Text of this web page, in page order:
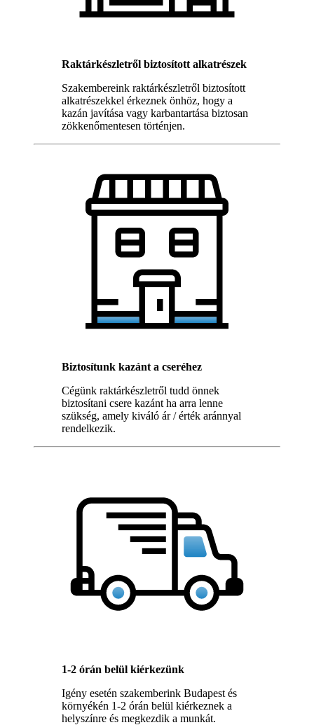
Raktárkészletről biztosított alkatrészek
Szakembereink raktárkészletről biztosított
alkatrészekkel érkeznek önhöz, hogy a
kazán javítása vagy karbantartása biztosan
zökkenőmentesen történjen.
Biztosítunk kazánt a cseréhez
Cégünk raktárkészletről tudd önnek
biztosítani csere kazánt ha arra lenne
szükség, amely kiváló ár / érték aránnyal
rendelkezik.
1-2 órán belül kiérkezünk
Igény esetén szakemberink Budapest és
környékén 1-2 órán belül kiérkeznek a
helyszínre és megkezdik a munkát.